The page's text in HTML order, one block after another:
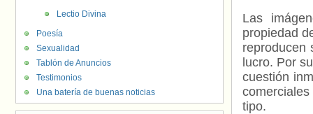
Las
propiedad
reproducen
lucro. Por
cuestión
tipo.
Lectio Divina
Poesía
Sexualidad
Tablón de Anuncios
Testimonios
Una batería de buenas noticias